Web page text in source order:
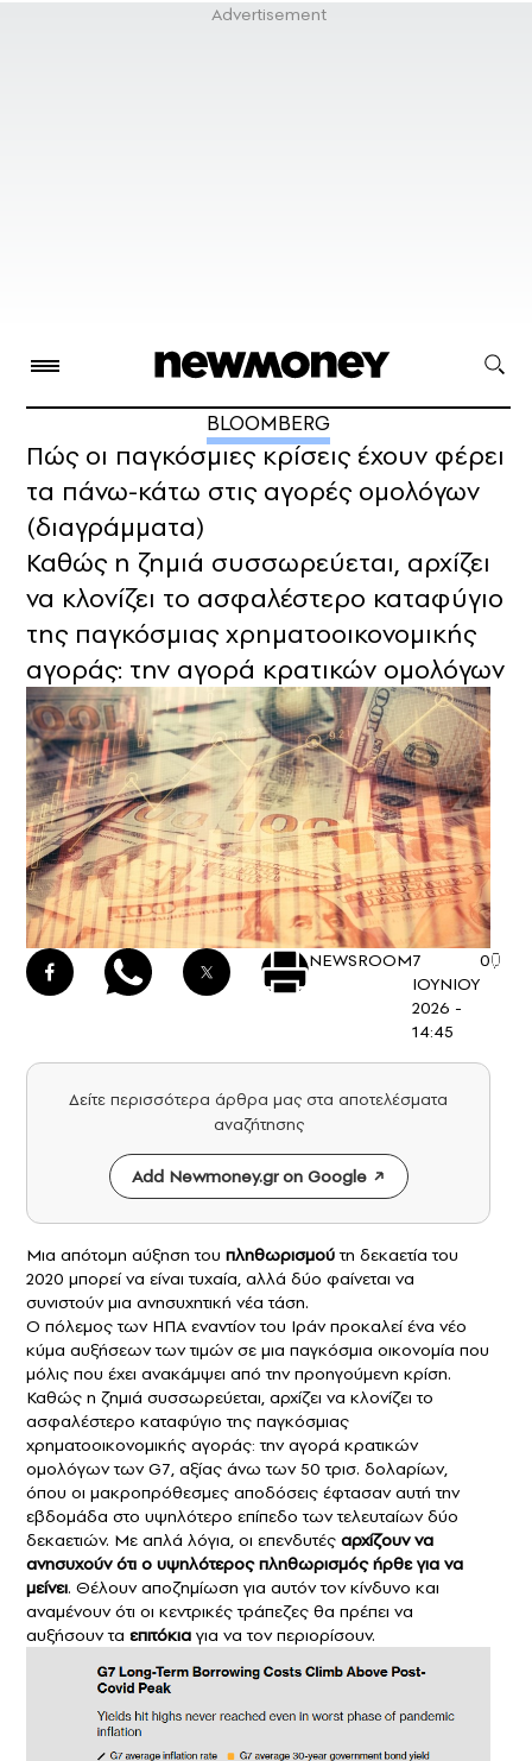
BLOOMBERG
Πώς οι παγκόσμιες κρίσεις έχουν φέρει
τα πάνω-κάτω στις αγορές ομολόγων
(διαγράμματα)
Καθώς η ζημιά συσσωρεύεται, αρχίζει
να κλονίζει το ασφαλέστερο καταφύγιο
της παγκόσμιας χρηματοοικονομικής
αγοράς: την αγορά κρατικών ομολόγων
NEWSROOM7
ΙΟΥΝΙΟΥ
2026 -
14:45
0
Δείτε περισσότερα άρθρα μας στα αποτελέσματα
αναζήτησης
Add Newmoney.gr on Google
Μια απότομη αύξηση του πληθωρισμούτη δεκαετία του
2020 μπορεί να είναι τυχαία, αλλά δύο φαίνεται να
συνιστούν μια ανησυχητική νέα τάση.
Ο πόλεμος των ΗΠΑ εναντίον του Ιράν προκαλεί ένα νέο
κύμα αυξήσεων των τιμών σε μια παγκόσμια οικονομία που
μόλις που έχει ανακάμψει από την προηγούμενη κρίση.
Καθώς η ζημιά συσσωρεύεται, αρχίζει να κλονίζει το
ασφαλέστερο καταφύγιο της παγκόσμιας
χρηματοοικονομικής αγοράς: την αγορά κρατικών
ομολόγων των G7, αξίας άνω των 50 τρισ. δολαρίων,
όπου οι μακροπρόθεσμες αποδόσεις έφτασαν αυτή την
εβδομάδα στο υψηλότερο επίπεδο των τελευταίων δύο
δεκαετιών. Με απλά λόγια, οι επενδυτές αρχίζουν να
ανησυχούν ότι ο υψηλότερος πληθωρισμός ήρθε για να
μείνει. Θέλουν αποζημίωση για αυτόν τον κίνδυνο και
αναμένουν ότι οι κεντρικές τράπεζες θα πρέπει να
αυξήσουν τα επιτόκια για να τον περιορίσουν.